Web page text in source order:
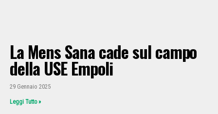
La Mens Sana cade sul campo
della USE Empoli
29 Gennaio 2025
Leggi Tutto »